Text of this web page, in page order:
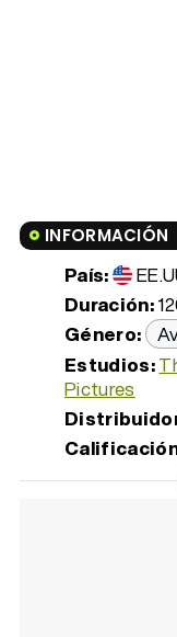
INFORMACIÓN
País:
Duración:
Género:
Estudios:
Pictures